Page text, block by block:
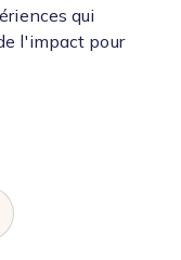
qui
l'impact pour